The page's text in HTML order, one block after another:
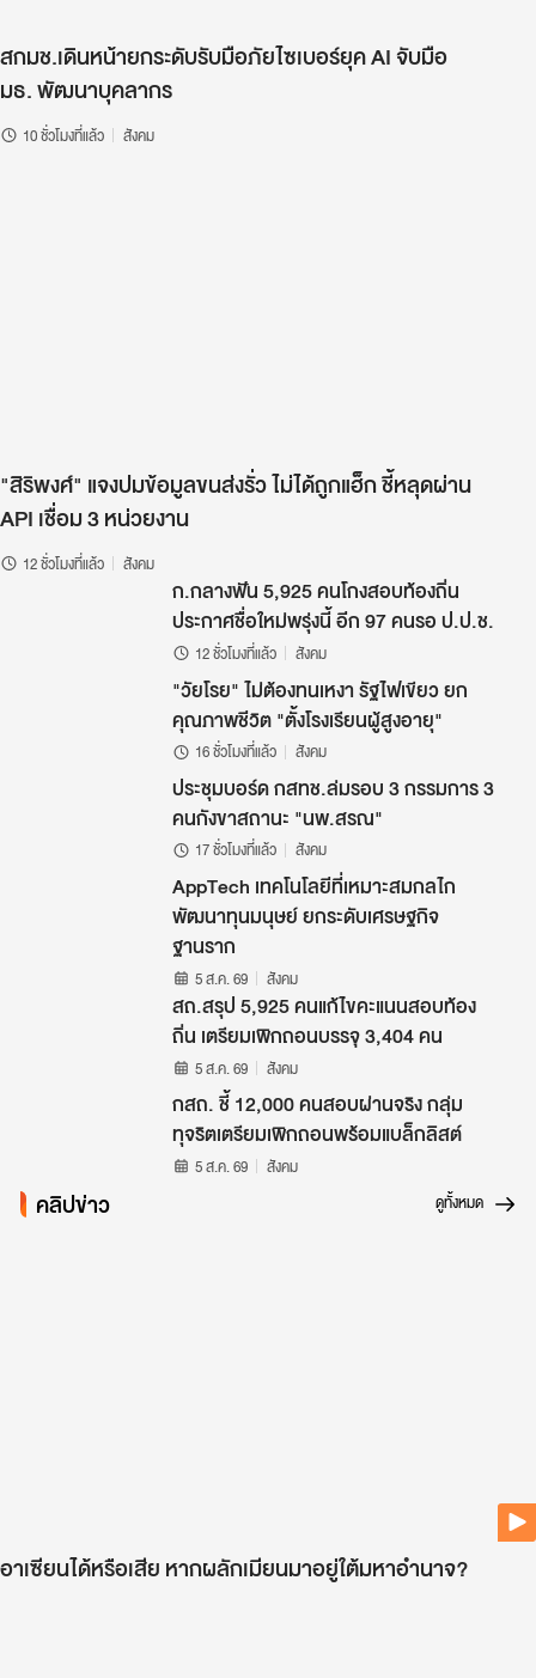
สกมช.เดินหน้ายกระดับรับมือภัยไซเบอร์ยุค AI จับมือ
มธ. พัฒนาบุคลากร
10 ชั่วโมงที่แล้ว สังคม
"สิริพงศ์" แจงปมข้อมูลขนส่งรั่ว ไม่ได้ถูกแฮ็ก ชี้หลุดผ่าน
API เชื่อม 3 หน่วยงาน
12 ชั่วโมงที่แล้ว สังคม
ก.กลางฟัน 5,925 คนโกงสอบท้องถิ่น
ประกาศชื่อใหม่พรุ่งนี้ อีก 97 คนรอ ป.ป.ช.
12 ชั่วโมงที่แล้ว สังคม
"วัยโรย" ไม่ต้องทนเหงา รัฐไฟเขียว ยก
คุณภาพชีวิต "ตั้งโรงเรียนผู้สูงอายุ"
16 ชั่วโมงที่แล้ว สังคม
ประชุมบอร์ด กสทช.ล่มรอบ 3 กรรมการ 3
คนกังขาสถานะ "นพ.สรณ"
17 ชั่วโมงที่แล้ว สังคม
AppTech เทคโนโลยีที่เหมาะสมกลไก
พัฒนาทุนมนุษย์ ยกระดับเศรษฐกิจ
ฐานราก
5 ส.ค. 69 สังคม
สถ.สรุป 5,925 คนแก้ไขคะแนนสอบท้อง
ถิ่น เตรียมเพิกถอนบรรจุ 3,404 คน
5 ส.ค. 69 สังคม
กสถ. ชี้ 12,000 คนสอบผ่านจริง กลุ่ม
ทุจริตเตรียมเพิกถอนพร้อมแบล็กลิสต์
5 ส.ค. 69 สังคม
คลิปข่าว ดูทั้งหมด
อาเซียนได้หรือเสีย หากผลักเมียนมาอยู่ใต้มหาอำนาจ?